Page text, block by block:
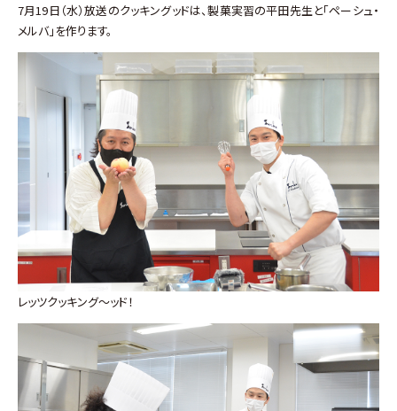
7月19日（水）放送のクッキングッドは、製菓実習の平田先生と「ペーシュ・
メルバ」を作ります。
レッツクッキング～ッド！